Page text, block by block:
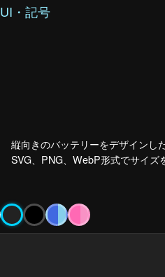
UI・記号
縦向きのバッテリーをデザインし
SVG、PNG、WebP形式でサイズ